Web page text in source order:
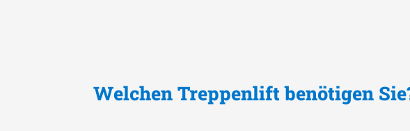
Welchen Treppenlift benötigen